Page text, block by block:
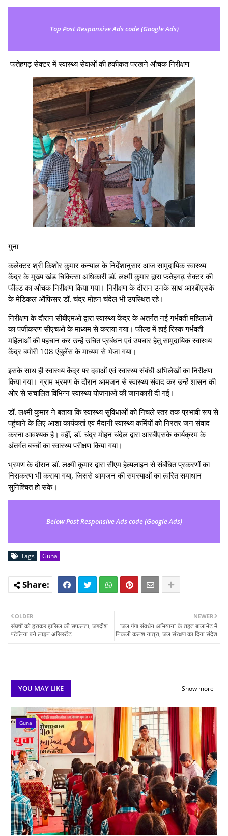
Top Post Responsive Ads code (Google Ads)
फतेहगढ़ सेक्टर में स्वास्थ्य सेवाओं की हकीकत परखने औचक निरीक्षण
गुना
कलेक्टर श्री किशोर कुमार कन्‍याल के निर्देशानुसार आज सामुदायिक स्वास्थ्य
केंद्र के मुख्य खंड चिकित्सा अधिकारी डॉ. लक्ष्मी कुमार द्वारा फतेहगढ़ सेक्टर की
फील्ड का औचक निरीक्षण किया गया। निरीक्षण के दौरान उनके साथ आरबीएसके
के मेडिकल ऑफिसर डॉ. चंद्र मोहन चंदेल भी उपस्थित रहे।
निरीक्षण के दौरान सीबीएमओ द्वारा स्वास्थ्य केंद्र के अंतर्गत नई गर्भवती महिलाओं
का पंजीकरण सीएचओ के माध्यम से कराया गया। फील्ड में हाई रिस्क गर्भवती
महिलाओं की पहचान कर उन्हें उचित प्रबंधन एवं उपचार हेतु सामुदायिक स्वास्थ्य
केंद्र बमोरी 108 एंबुलेंस के माध्यम से भेजा गया।
इसके साथ ही स्वास्थ्य केंद्र पर दवाओं एवं स्वास्थ्य संबंधी अभिलेखों का निरीक्षण
किया गया। ग्राम भ्रमण के दौरान आमजन से स्वास्थ्य संवाद कर उन्हें शासन की
ओर से संचालित विभिन्न स्वास्थ्य योजनाओं की जानकारी दी गई।
डॉ. लक्ष्मी कुमार ने बताया कि स्वास्थ्य सुविधाओं को निचले स्तर तक प्रभावी रूप से
पहुंचाने के लिए आशा कार्यकर्ता एवं मैदानी स्वास्थ्य कर्मियों को निरंतर जन संवाद
करना आवश्यक है। वहीं, डॉ. चंद्र मोहन चंदेल द्वारा आरबीएसके कार्यक्रम के
अंतर्गत बच्चों का स्वास्थ्य परीक्षण किया गया।
भ्रमण के दौरान डॉ. लक्ष्मी कुमार द्वारा सीएम हेल्पलाइन से संबंधित प्रकरणों का
निराकरण भी कराया गया, जिससे आमजन की समस्याओं का त्वरित समाधान
सुनिश्चित हो सके।
Below Post Responsive Ads code (Google Ads)
Tags Guna
NEWER
’जल गंगा संवर्धन अभियान’’ के तहत बालाभेंट में
निकली कलश यात्रा, जल संरक्षण का दिया संदेश
OLDER
संघर्षों को हराकर हासिल की सफलता, जगदीश
पटेलिया बने लाइन असिस्टेंट
YOU MAY LIKE Show more
Guna